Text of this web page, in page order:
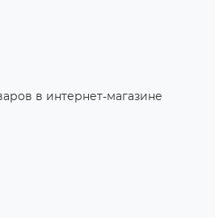
в интернет-магазине